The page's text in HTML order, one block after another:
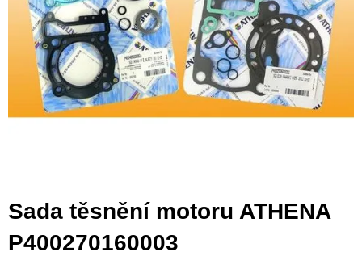
Sada těsnění motoru ATHENA
P400270160003